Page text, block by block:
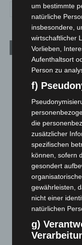
Aktuelle Beiträge
Brand im „Haus der
6. August 2026
Region Hannover:
Roten Kreuz
5. August 2026
Mann läuft mit
Zeugen
5. August 2026
Celle: Mensch stirbt
5. August 2026
Gasleitung bei
beschädigt
5. August 2026
um bestimmte
natürliche
insbesondere,
wirtschaftlicher
Vorlieben,
Aufenthaltsort
Person zu
f)
die
zusätzlicher
spezifischen
können, sofern
gesondert
gewährleisten,
nicht einer
natürlichen
g)